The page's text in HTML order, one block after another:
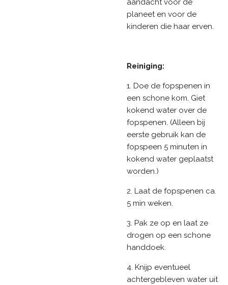
aandacht voor de
planeet en voor de
kinderen die haar erven.
Reiniging:
1. Doe de fopspenen in
een schone kom. Giet
kokend water over de
fopspenen. (Alleen bij
eerste gebruik kan de
fopspeen 5 minuten in
kokend water geplaatst
worden.)
2. Laat de fopspenen ca.
5 min weken.
3. Pak ze op en laat ze
drogen op een schone
handdoek.
4. Knijp eventueel
achtergebleven water uit